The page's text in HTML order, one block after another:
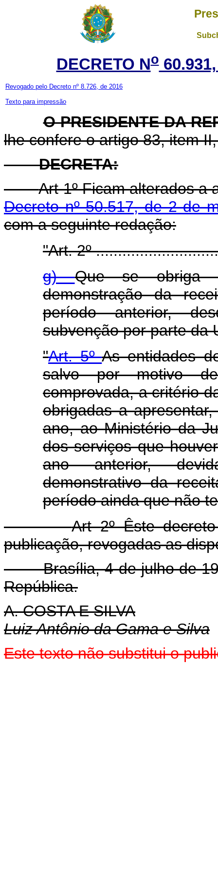
DECRETO No60.931,
Revogado pelo Decreto nº 8.726, de 2016
Texto para impressão
O PRESIDENTE DA
lhe confere o artigo 83, item
DECRETA:
Art 1º Ficam alterados a
Decreto nº 50.517, de 2 de
com a seguinte redação:
"Art. 2º
g)Que se obriga
demonstração da
período anterior,
subvenção por parte da
"Art. 5ºAs entidades
salvo por motivo
comprovada, a critério
obrigadas a
ano, ao Ministério da
dos serviços que
ano anterior,
demonstrativo da
período ainda que não
Art 2º Êste
publicação, revogadas as
Brasília, 4 de julho de
República.
A. COSTA E SILVA
Luiz Antônio da Gama e Silva
Este texto não substitui o